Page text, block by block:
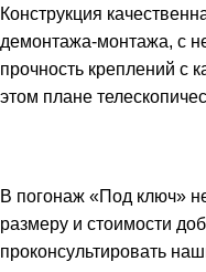
Конструкция
демонтажа-монтажа, с
прочность креплений с
этом плане
В погонаж «Под ключ»
размеру и стоимости
проконсультировать